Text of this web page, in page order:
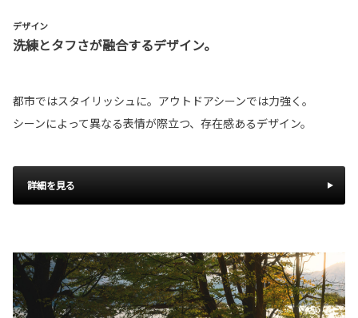
デザイン
洗練とタフさが融合するデザイン。
都市ではスタイリッシュに。アウトドアシーンでは力強く。
シーンによって異なる表情が際立つ、存在感あるデザイン。
詳細を見る